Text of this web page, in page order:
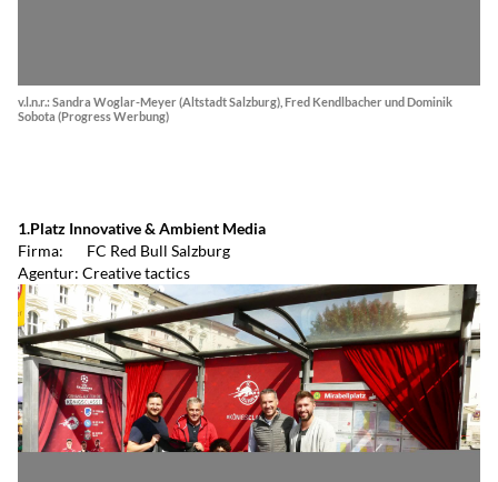
v.l.n.r.: Sandra Woglar-Meyer (Altstadt Salzburg), Fred Kendlbacher und Dominik
Sobota (Progress Werbung)
1.Platz Innovative & Ambient Media
Firma: FC Red Bull Salzburg
Agentur: Creative tactics